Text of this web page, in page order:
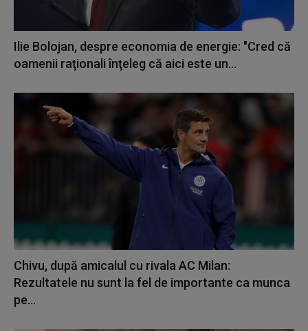
Ilie Bolojan, despre economia de energie: "Cred că
oamenii raţionali înţeleg că aici este un...
Chivu, după amicalul cu rivala AC Milan:
Rezultatele nu sunt la fel de importante ca munca
pe...